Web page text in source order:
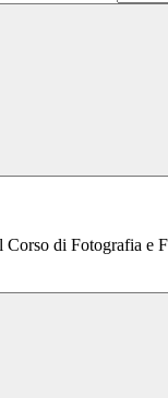
Corso di Fotografia e